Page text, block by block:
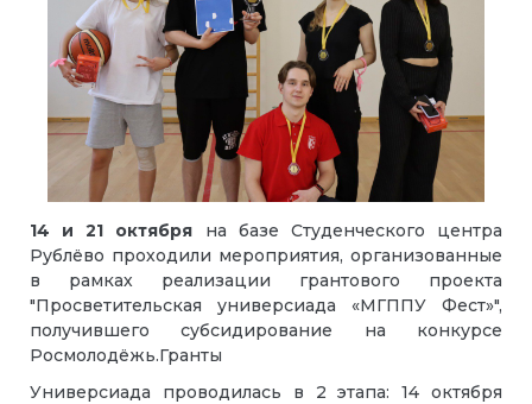
14 и 21 октября на базе Студенческого центра
Рублёво проходили мероприятия, организованные
в рамках реализации грантового проекта
"Просветительская универсиада «МГППУ Фест»",
получившего субсидирование на конкурсе
Росмолодёжь.Гранты
Универсиада проводилась в 2 этапа: 14 октября